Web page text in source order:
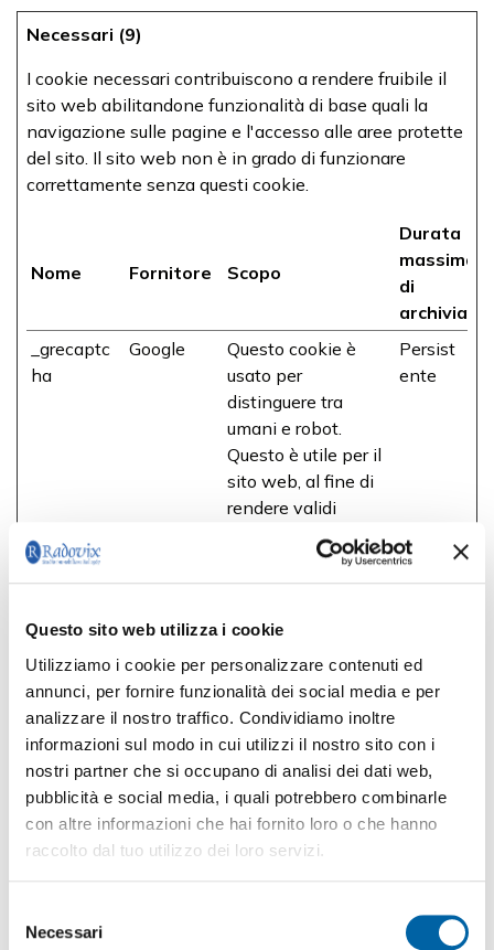
Questo sito web utilizza i cookie
Utilizziamo i cookie per personalizzare contenuti ed
annunci, per fornire funzionalità dei social media e per
analizzare il nostro traffico. Condividiamo inoltre
informazioni sul modo in cui utilizzi il nostro sito con i
nostri partner che si occupano di analisi dei dati web,
pubblicità e social media, i quali potrebbero combinarle
con altre informazioni che hai fornito loro o che hanno
raccolto dal tuo utilizzo dei loro servizi.
delNecessari
Necessari (9)
I cookie necessari contribuiscono a rendere fruibile il
sito web abilitandone funzionalità di base quali la
navigazione sulle pagine e l'accesso alle aree protette
del sito. Il sito web non è in grado di funzionare
correttamente senza questi cookie.
Nome Fornitore Scopo
Durata
massima
di
_grecaptc
ha
Google
Questo cookie è
usato per
distinguere tra
umani e robot.
Questo è utile per il
sito web, al fine di
rendere validi
rapporti sull'uso del
Persist
ente
TCHA
usato per
umani e robot.
Questo è utile per il
sito web, al fine di
rendere validi
rapporti sull'uso del
sito.
CookieCon
Cookiebot
Memorizza lo stato